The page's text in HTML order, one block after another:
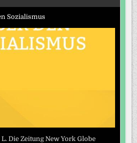
Sozialismus
Die Zeitung New York Globe